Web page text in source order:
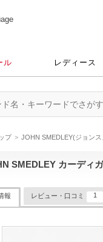
ル レディース
プ JOHN SMEDLEY(ジョン
SMEDLEY カーディ
報 レビュー・口コミ 1